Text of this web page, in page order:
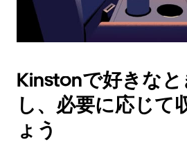
す。
ン
で
カ
ン
Kinstonで好きな
し、必要に応じて
ょう